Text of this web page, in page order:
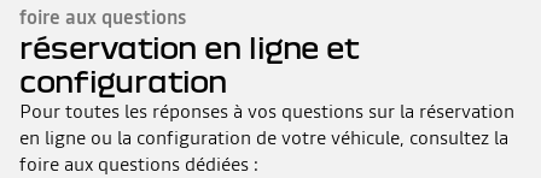
foire aux questions
réservation en ligne et
configuration
Pour toutes les réponses à vos questions sur la réservation
en ligne ou la configuration de votre véhicule, consultez la
foire aux questions dédiées :